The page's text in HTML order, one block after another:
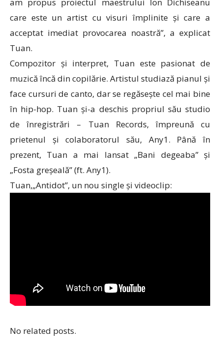
am propus proiectul maestrului Ion Dichiseanu
care este un artist cu visuri împlinite și care a
acceptat imediat provocarea noastră”, a explicat
Tuan.
Compozitor și interpret, Tuan este pasionat de
muzică încă din copilărie. Artistul studiază pianul și
face cursuri de canto, dar se regăsește cel mai bine
în hip-hop. Tuan și-a deschis propriul său studio
de înregistrări – Tuan Records, împreună cu
prietenul și colaboratorul său, Any1. Până în
prezent, Tuan a mai lansat „Bani degeaba” și
„Fosta greșeală” (ft. Any1).
Tuan,„Antidot”, un nou single și videoclip:
No related posts.